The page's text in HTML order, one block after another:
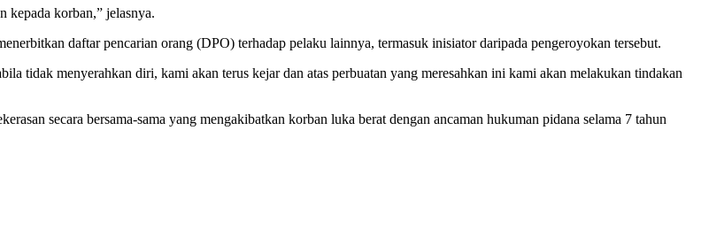
kepada korban,” jelasnya.
daftar pencarian orang (DPO) terhadap pelaku lainnya, termasuk inisiator daripada pengeroyokan tersebut.
tidak menyerahkan diri, kami akan terus kejar dan atas perbuatan yang meresahkan ini kami akan melakukan tindakan
secara bersama-sama yang mengakibatkan korban luka berat dengan ancaman hukuman pidana selama 7 tahun